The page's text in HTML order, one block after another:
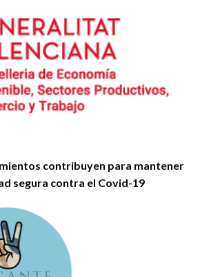
contribuyen para mantener
segura contra el Covid-19